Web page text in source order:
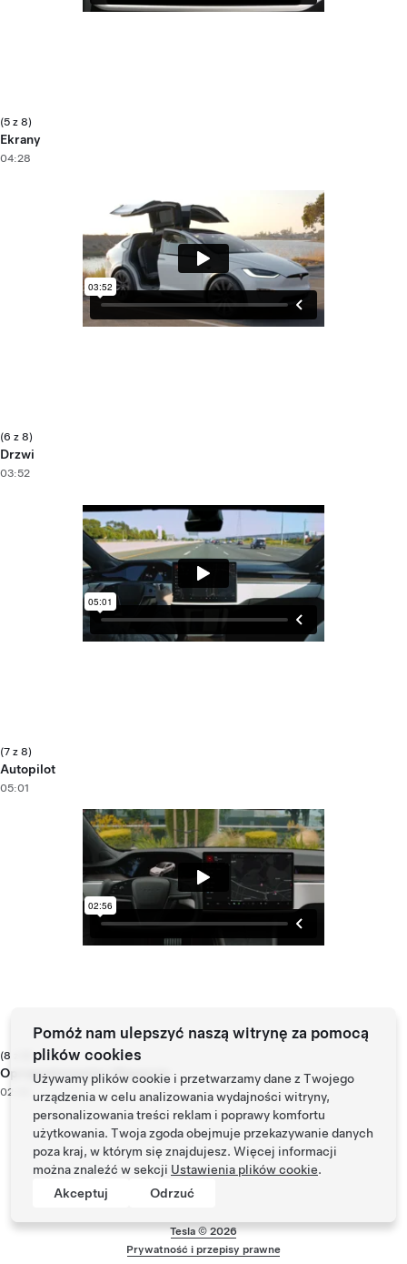
(5 z 8)
Ekrany
04:28
(6 z 8)
Drzwi
03:52
(7 z 8)
Autopilot
05:01
(8 z 8)
Oprogramowanie i Wsparcie
02:56
Tesla ©2026
Prywatność i przepisy prawne
Pomóż nam ulepszyć naszą witrynę za pomocą
plików cookies
Używamy plików cookie i przetwarzamy dane z Twojego
urządzenia w celu analizowania wydajności witryny,
personalizowania treści reklam i poprawy komfortu
użytkowania. Twoja zgoda obejmuje przekazywanie danych
poza kraj, w którym się znajdujesz. Więcej informacji
można znaleźć w sekcji Ustawienia plików cookie.
Akceptuj
Odrzuć